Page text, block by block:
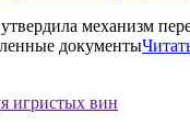
механизм
документы
игристых вин